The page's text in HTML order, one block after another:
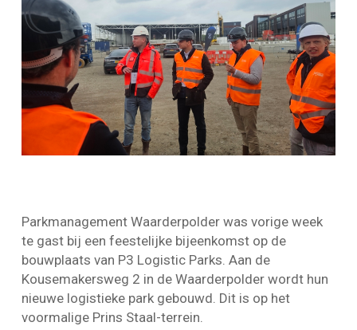
Parkmanagement Waarderpolder was vorige week
te gast bij een feestelijke bijeenkomst op de
bouwplaats van P3 Logistic Parks. Aan de
Kousemakersweg 2 in de Waarderpolder wordt hun
nieuwe logistieke park gebouwd. Dit is op het
voormalige Prins Staal-terrein.